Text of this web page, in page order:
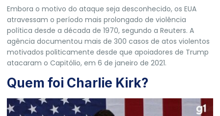
Embora o motivo do ataque seja desconhecido, os EUA
atravessam o período mais prolongado de violência
política desde a década de 1970, segundo a Reuters. A
agência documentou mais de 300 casos de atos violentos
motivados politicamente desde que apoiadores de Trump
atacaram o Capitólio, em 6 de janeiro de 2021.
Quem foi Charlie Kirk?